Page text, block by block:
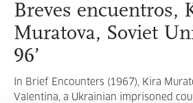
Breves encuentros,
Muratova, Soviet
96’
In Brief Encounters (1967), Kira
Valentina, a Ukrainian imprisoned